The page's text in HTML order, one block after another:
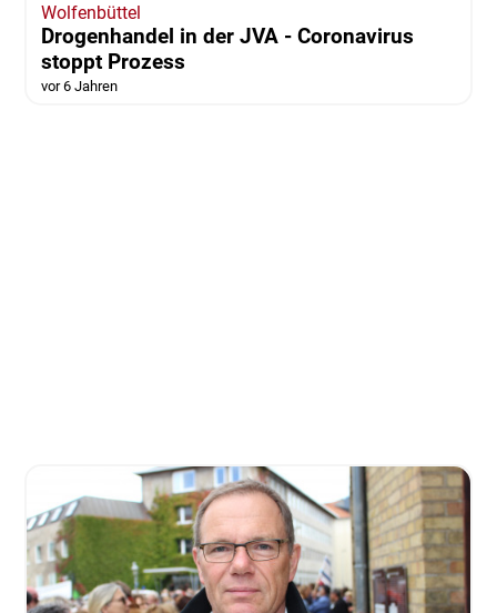
Wolfenbüttel
Drogenhandel in der JVA - Coronavirus
stoppt Prozess
vor 6 Jahren